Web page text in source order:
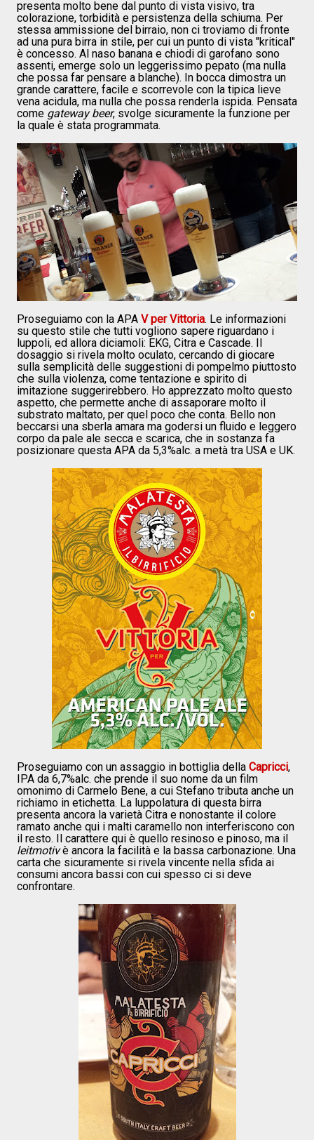
presenta molto bene dal punto di vista visivo, tra
colorazione, torbidità e persistenza della schiuma. Per
stessa ammissione del birraio, non ci troviamo di fronte
ad una pura birra in stile, per cui un punto di vista "kritical"
è concesso. Al naso banana e chiodi di garofano sono
assenti, emerge solo un leggerissimo pepato (ma nulla
che possa far pensare a blanche). In bocca dimostra un
grande carattere, facile e scorrevole con la tipica lieve
vena acidula, ma nulla che possa renderla ispida. Pensata
come gateway beer, svolge sicuramente la funzione per
la quale è stata programmata.
Proseguiamo con la APA V per Vittoria. Le informazioni
su questo stile che tutti vogliono sapere riguardano i
luppoli, ed allora diciamoli: EKG, Citra e Cascade. Il
dosaggio si rivela molto oculato, cercando di giocare
sulla semplicità delle suggestioni di pompelmo piuttosto
che sulla violenza, come tentazione e spirito di
imitazione suggerirebbero. Ho apprezzato molto questo
aspetto, che permette anche di assaporare molto il
substrato maltato, per quel poco che conta. Bello non
beccarsi una sberla amara ma godersi un fluido e leggero
corpo da pale ale secca e scarica, che in sostanza fa
posizionare questa APA da 5,3%alc. a metà tra USA e UK.
Proseguiamo con un assaggio in bottiglia della Capricci,
IPA da 6,7%alc. che prende il suo nome da un film
omonimo di Carmelo Bene, a cui Stefano tributa anche un
richiamo in etichetta. La luppolatura di questa birra
presenta ancora la varietà Citra e nonostante il colore
ramato anche qui i malti caramello non interferiscono con
il resto. Il carattere qui è quello resinoso e pinoso, ma il
leitmotivè ancora la facilità e la bassa carbonazione. Una
carta che sicuramente si rivela vincente nella sfida ai
consumi ancora bassi con cui spesso ci si deve
confrontare.